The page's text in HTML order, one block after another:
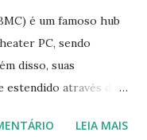
é um famoso hub
PC, sendo
disso, suas
através de
do Kodi 19.5LEIA MAIS